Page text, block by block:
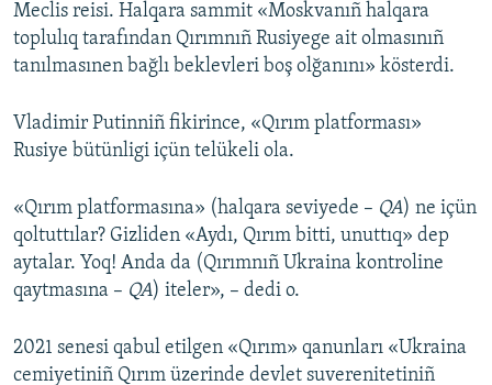
Meclis reisi. Halqara sammit «Moskvanıñ halqara
toplulıq tarafından Qırımnıñ Rusiyege ait olmasınıñ
tanılmasınen bağlı beklevleri boş olğanını» kösterdi.
Vladimir Putinniñ fikirince, «Qırım platforması»
Rusiye bütünligi içün telükeli ola.
«Qırım platformasına» (halqara seviyede – QA) ne içün
qoltuttılar? Gizliden «Aydı, Qırım bitti, unuttıq» dep
aytalar. Yoq! Anda da (Qırımnıñ Ukraina kontroline
qaytmasına – QA) iteler», – dedi o.
2021 senesi qabul etilgen «Qırım» qanunları «Ukraina
cemiyetiniñ Qırım üzerinde devlet suverenitetiniñ